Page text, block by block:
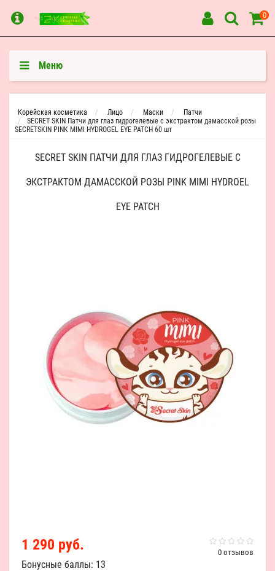
0
Меню
Корейская косметика Лицо Маски
Патчи
SECRET SKIN Патчи для глаз гидрогелевые с экстрактом дамасской розы
SECRETSKIN PINK MIMI HYDROGEL EYE PATCH 60 шт
SECRET SKIN ПАТЧИ ДЛЯ ГЛАЗ ГИДРОГЕЛЕВЫЕ С
ЭКСТРАКТОМ ДАМАССКОЙ РОЗЫ PINK MIMI HYDROEL
EYE PATCH
0 отзывов
1 290 руб.
Бонусные баллы: 13